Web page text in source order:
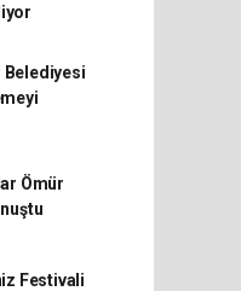
Belediyesi
Ömür
Festivali